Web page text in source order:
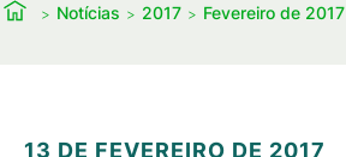
Notícias 2017 Fevereiro de 2017
13 DE FEVEREIRO DE 2017